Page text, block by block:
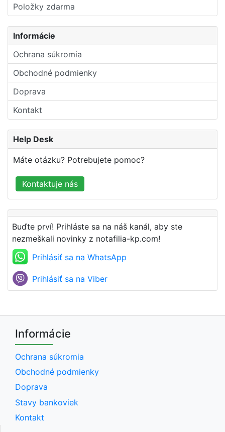
Položky zdarma
Informácie
Ochrana súkromia
Obchodné podmienky
Doprava
Kontakt
Help Desk
Máte otázku? Potrebujete pomoc?
Kontaktuje nás
Buďte prví! Prihláste sa na náš kanál, aby ste
nezmeškali novinky z notafilia-kp.com!
Prihlásiť sa na WhatsApp
Prihlásiť sa na Viber
Informácie
Ochrana súkromia
Obchodné podmienky
Doprava
Stavy bankoviek
Kontakt